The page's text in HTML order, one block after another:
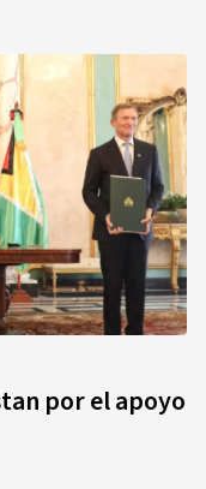
por el apoyo